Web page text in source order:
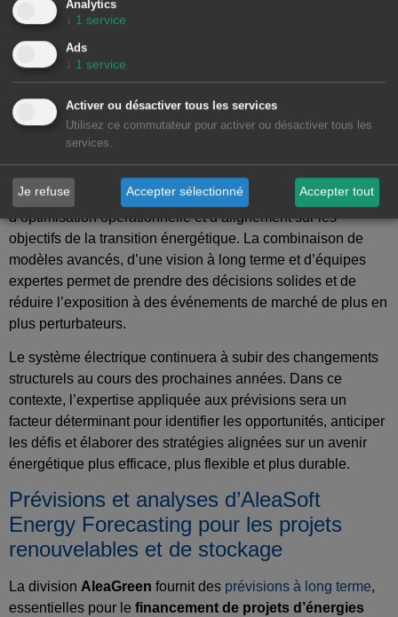
dimensionner correctement les systèmes de production et
scénarios de prix réalistes. Les projets qui intègrent des
s’adapter à des scénarios caractérisés par une forte
incertitude, un degré élevé d’
électrificationet une
participation croissante des ressources distribuées.
L’utilisation des prévisionsne se limite plus à la planification
; elle est devenue un outil de gestion active des risques,
d’optimisation opérationnelle et d’alignement sur les
objectifs de la transition énergétique. La combinaison de
modèles avancés, d’une vision à long terme et d’équipes
expertes permet de prendre des décisions solides et de
réduire l’exposition à des événements de marché de plus en
plus perturbateurs.
Le système électrique continuera à subir des changements
structurels au cours des prochaines années. Dans ce
contexte, l’expertise appliquée aux prévisions sera un
facteur déterminant pour identifier les opportunités, anticiper
les défis et élaborer des stratégies alignées sur un avenir
énergétique plus efficace, plus flexible et plus durable.
Prévisions et analyses d’AleaSoft
Energy Forecasting pour les projets
renouvelables et de stockage
La division AleaGreen fournit des prévisions à long terme,
essentielles pour le financement de projets d’énergies
Analytics
↓ 1 service
Ads
↓ 1 service
Activer ou désactiver tous les services
Utilisez ce commutateur pour activer ou désactiver tous les
services.
Je refuse Accepter sélectionné Accepter tout